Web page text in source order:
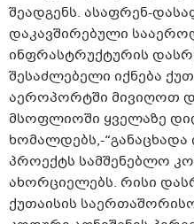
შეადგენს. ასაფრენ-
დაკავშირებული
ინფრასტრუქტურის
შესაძლებელი იქნება
აეროპორტში მივიღოთ
მსოფლიოში ყველაზე
ხომალდებს,-
პროექტს სამშენებლო
ახორციელებს. რისი
ქუთაისის